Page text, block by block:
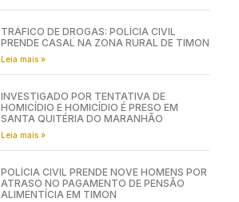
TRÁFICO DE DROGAS: POLÍCIA CIVIL
PRENDE CASAL NA ZONA RURAL DE TIMON
Leia mais »
INVESTIGADO POR TENTATIVA DE
HOMICÍDIO E HOMICÍDIO É PRESO EM
SANTA QUITÉRIA DO MARANHÃO
Leia mais »
POLÍCIA CIVIL PRENDE NOVE HOMENS POR
ATRASO NO PAGAMENTO DE PENSÃO
ALIMENTÍCIA EM TIMON